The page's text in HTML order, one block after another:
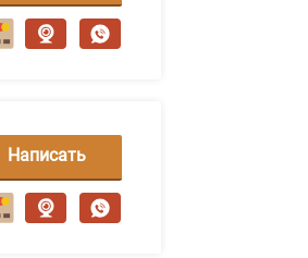
сообщение
Написать
сообщение